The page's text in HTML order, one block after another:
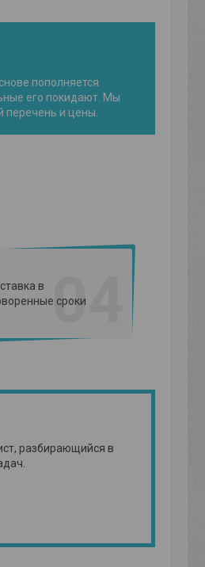
пополняется
его покидают. Мы
перечень и цены.
04
в
сроки
разбирающийся в